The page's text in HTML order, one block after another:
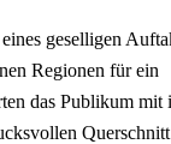
geselligen
Regionen für ein
das Publikum mit